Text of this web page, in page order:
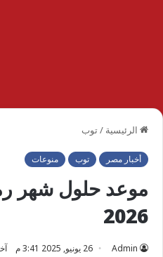
الرئيسية /توب
أخبار مصر توب منوعات
موعد حلول شهر
2026
Admin 26 يونيو, 2025 3:41 م
آخر